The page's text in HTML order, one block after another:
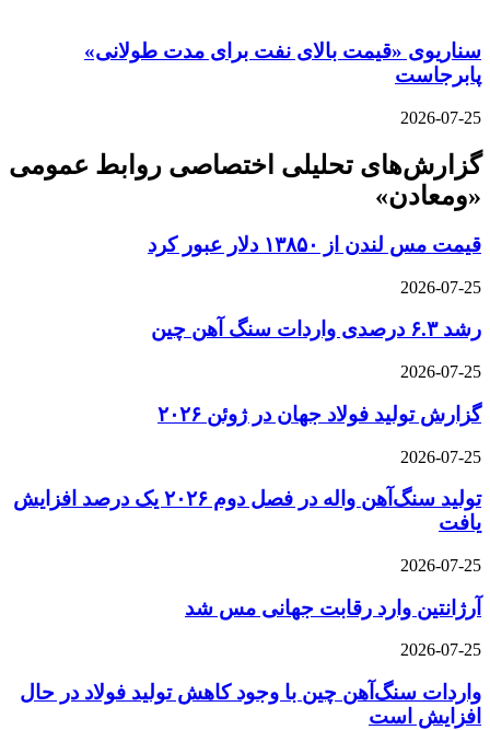
سناریوی «قیمت بالای نفت برای مدت طولانی»
پابرجاست
2026-07-25
گزارش‌های تحلیلی اختصاصی روابط عمومی
«ومعادن»
قیمت مس لندن از ۱۳۸۵۰ دلار عبور کرد
2026-07-25
رشد ۶.۳ درصدی واردات سنگ آهن چین
2026-07-25
گزارش تولید فولاد جهان در ژوئن ۲۰۲۶
2026-07-25
تولید سنگ‌آهن واله در فصل دوم ۲۰۲۶ یک درصد افزایش
یافت
2026-07-25
آرژانتین وارد رقابت جهانی مس شد
2026-07-25
واردات سنگ‌آهن چین با وجود کاهش تولید فولاد در حال
افزایش است